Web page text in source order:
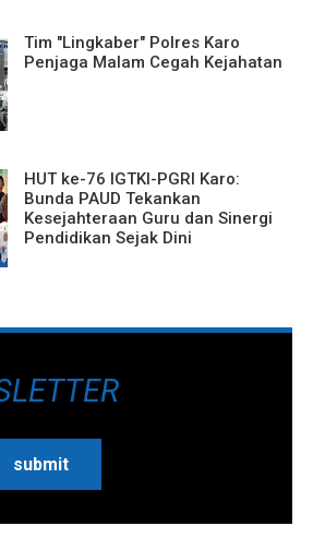
Tim "Lingkaber" Polres Karo
Penjaga Malam Cegah Kejahatan
HUT ke-76 IGTKI-PGRI Karo:
Bunda PAUD Tekankan
Kesejahteraan Guru dan Sinergi
Pendidikan Sejak Dini